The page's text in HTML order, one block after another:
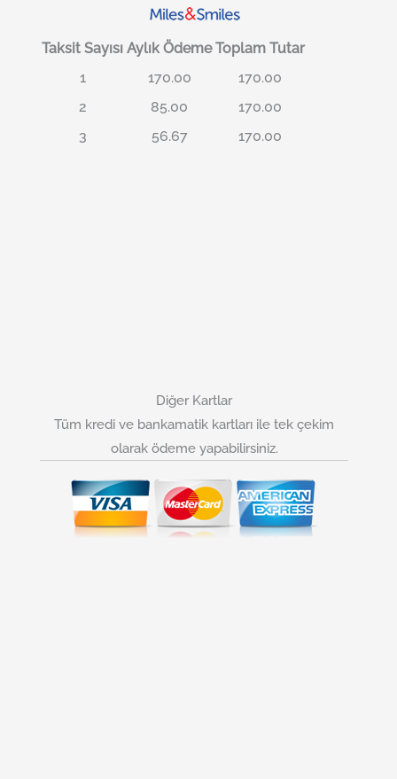
Taksit Sayısı Aylık Ödeme Toplam Tutar
1
170.00
170.00
2
85.00
170.00
3
56.67 170.00
Diğer Kartlar
Tüm kredi ve bankamatik kartları ile tek çekim
olarak ödeme yapabilirsiniz.